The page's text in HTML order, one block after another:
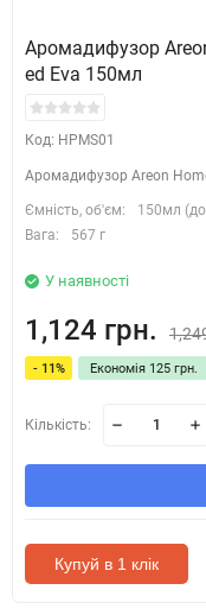
Аромадифузор
ed Eva 150мл
Код: HPMS01
Аромадифузор Areon
Ємність, об'єм:
150мл
Вага:
567 г
У наявності
1,124 грн.
- 11% Економія 125 грн.
Кількість:
Купуй в 1 клік